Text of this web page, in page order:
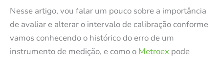
Nesse artigo, vou falar um pouco sobre a importância
de avaliar e alterar o intervalo de calibração conforme
vamos conhecendo o histórico do erro de um
instrumento de medição, e como o Metroex pode